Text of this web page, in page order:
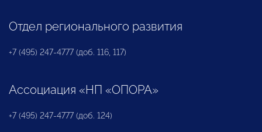
Отдел регионального развития
+7 (495) 247-4777 (доб. 116, 117)
Ассоциация «НП «ОПОРА»
+7 (495) 247-4777 (доб. 124)